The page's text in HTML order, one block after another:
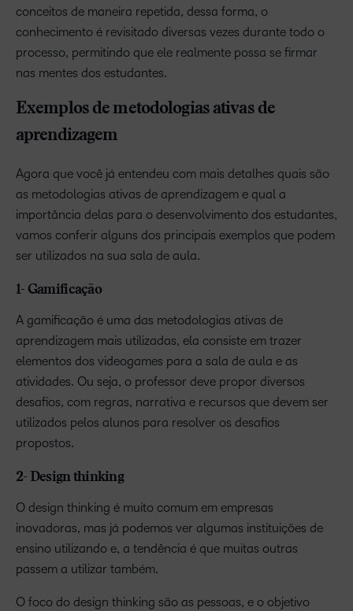
conceitos de maneira repetida, dessa forma, o
conhecimento é revisitado diversas vezes durante todo o
processo, permitindo que ele realmente possa se firmar
nas mentes dos estudantes.
Exemplos de metodologias ativas de
aprendizagem
Agora que você já entendeu com mais detalhes quais são
as metodologias ativas de aprendizagem e qual a
importância delas para o desenvolvimento dos estudantes,
vamos conferir alguns dos principais exemplos que podem
ser utilizados na sua sala de aula.
1- Gamificação
A gamificação é uma das metodologias ativas de
aprendizagem mais utilizadas, ela consiste em trazer
elementos dos videogames para a sala de aula e as
atividades. Ou seja, o professor deve propor diversos
desafios, com regras, narrativa e recursos que devem ser
utilizados pelos alunos para resolver os desafios
propostos.
2- Design thinking
O design thinking é muito comum em empresas
inovadoras, mas já podemos ver algumas instituições de
ensino utilizando e, a tendência é que muitas outras
passem a utilizar também.
O foco do design thinking são as pessoas, e o objetivo